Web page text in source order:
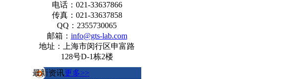
电话：021-33637866
传真：021-33637858
QQ：2355730065
邮箱： info@gts-lab.com
地址：上海市闵行区申富路
128号D-1栋2楼
最新资讯更多>>